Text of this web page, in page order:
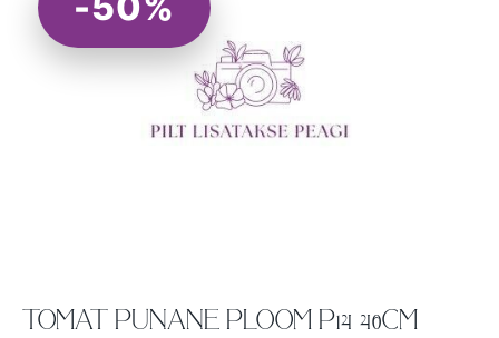
TOMAT PUNANE PLOOM P14 40CM